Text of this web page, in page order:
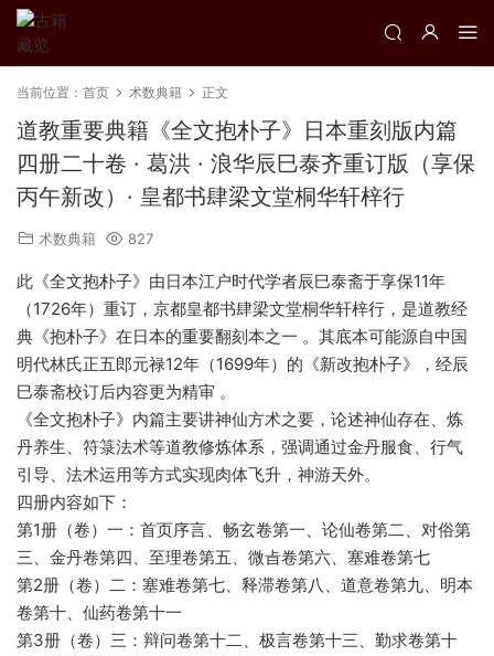
当前位置： 首页 术数典籍 正文
道教重要典籍《全文抱朴子》日本重刻版内篇
四册二十卷 · 葛洪 · 浪华辰巳泰齐重订版（享保
丙午新改）· 皇都书肆梁文堂桐华轩梓行
术数典籍 827
此《全文抱朴子》由日本江户时代学者‌辰巳泰斋‌于享保11年
（1726年）重订，京都皇都书肆梁文堂桐华轩梓行，是道教经
典《抱朴子》在日本的重要翻刻本之一 。其底本可能源自中国
明代林氏正五郎元禄12年（1699年）的《新改抱朴子》，经辰
巳泰斋校订后内容更为精审 。
《全文抱朴子》内篇主要讲神仙方术之要，论述神仙存在、炼
丹养生、符箓法术等道教修炼体系，强调通过金丹服食、行气
引导、法术运用等方式实现肉体飞升，神游天外。
四册内容如下：
第1册（卷）一：首页序言、畅玄卷第一、论仙卷第二、对俗第
三、金丹卷第四、至理卷第五、微㫖卷第六、塞难卷第七
第2册（卷）二：塞难卷第七、释滞卷第八、道意卷第九、明本
卷第十、仙药卷第十一
第3册（卷）三：辩问卷第十二、极言卷第十三、勤求卷第十